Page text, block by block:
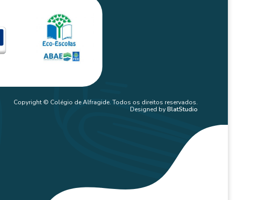
Copyright © Colégio de Alfragide. Todos os direitos reservados.
Designed byBlatStudio